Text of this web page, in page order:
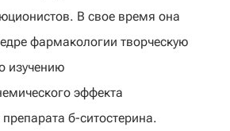
В свое время она
фармакологии творческую
изучению
эффекта
препарата б-ситостерина.